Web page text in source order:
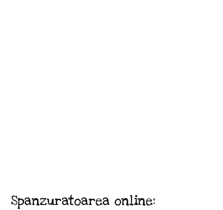
Spanzuratoarea online: